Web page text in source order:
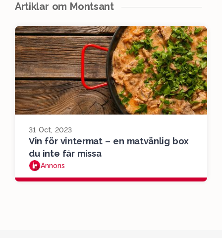
Artiklar om Montsant
31 Oct, 2023
Vin för vintermat – en matvänlig box
du inte får missa
Annons